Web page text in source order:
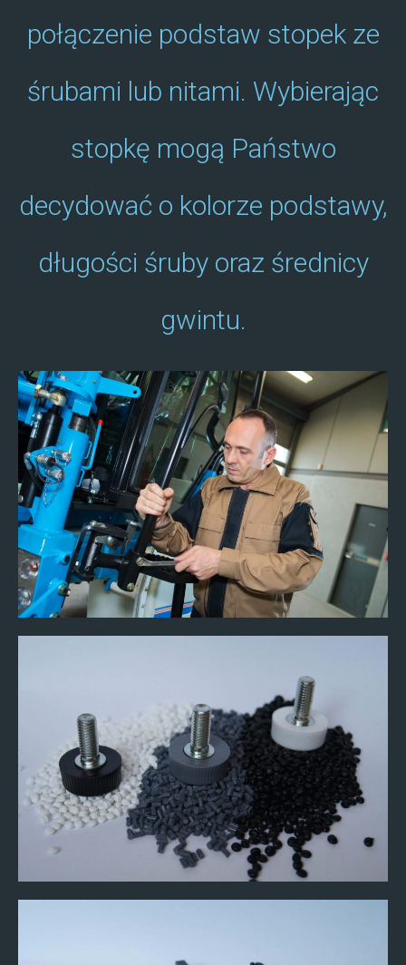
połączenie podstaw stopek ze
śrubami lub nitami. Wybierając
stopkę mogą Państwo
decydować o kolorze podstawy,
długości śruby oraz średnicy
gwintu.